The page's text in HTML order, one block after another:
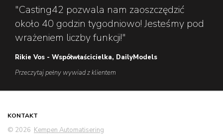
"Casting42 pozwala nam zaoszczędzić
około 40 godzin tygodniowo! Jesteśmy pod
wrażeniem liczby funkcji!"
Rikie Vos - Współwłaścicielka, DailyModels
Przeczytaj pełny wywiad z klientem
KONTAKT
© 2026 Kempen Automatisering